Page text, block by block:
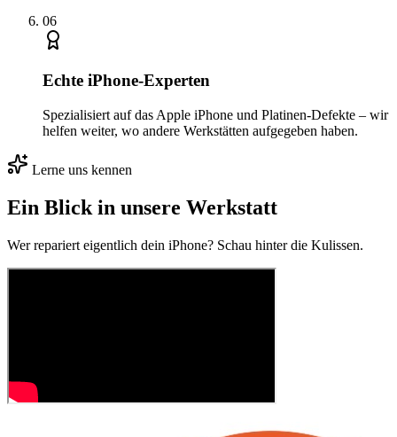
06
Echte iPhone-Experten
Spezialisiert auf das Apple iPhone und Platinen-Defekte – wir
helfen weiter, wo andere Werkstätten aufgegeben haben.
Lerne uns kennen
Ein Blick in unsere Werkstatt
Wer repariert eigentlich dein iPhone? Schau hinter die Kulissen.